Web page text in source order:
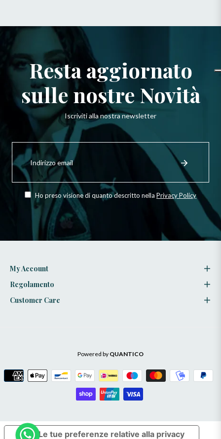
Resta aggiornato
sulle nostre Novità
Iscriviti alla nostra newsletter
ultime
novità,
Registrati
Ho preso visione di quanto descritto nella Privacy Policy
My Account
Regolamento
Customer Care
Powered by QUANTICO
Le tue preferenze relative alla privacy